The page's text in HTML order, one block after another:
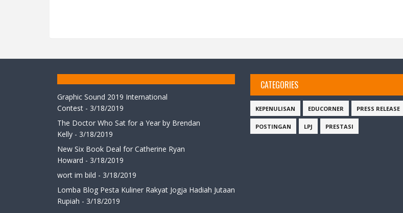
Graphic Sound 2019 International
Contest - 3/18/2019
The Doctor Who Sat for a Year by Brendan
Kelly - 3/18/2019
New Six Book Deal for Catherine Ryan
Howard - 3/18/2019
wort im bild - 3/18/2019
Lomba Blog Pesta Kuliner Rakyat Jogja Hadiah Jutaan
Rupiah - 3/18/2019
CATEGORIES
KEPENULISAN EDUCORNER PRESS RELEASE
POSTINGAN LPJ PRESTASI